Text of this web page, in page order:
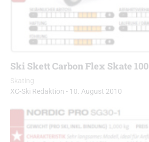
Ski Skett Carbon Flex Skate 100
Skating
XC-Ski Redaktion - 10. August 2010